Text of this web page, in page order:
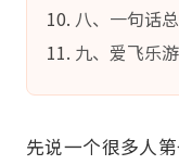
八、一句话
九、爱飞乐
先说一个很多人